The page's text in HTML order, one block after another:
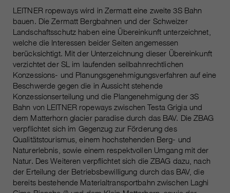
LEITNER ropeways wird in Zermatt eine zweite 3S Bahn
bauen. Die Zermatt Bergbahnen und der Schweizer
Landschaftsschutz haben eine Übereinkunft unterzeichnet,
welche die Interessen beider Seiten angemessen
berücksichtigt. Mit der Unterzeichnung dieser Übereinkunft
verzichtet der SL im laufenden seilbahnrechtlichen
Konzessions- und Planungsgenehmigungsverfahren auf eine
Beschwerde gegen die in Aussicht stehende
Konzessionserteilung und die Plangenehmigung der 3S
Bahn von LEITNER ropeways zwischen Testa Grigia und
dem Matterhorn glacier paradise durch das BAV. Die ZBAG
verpflichtet sich im Gegenzug zur Förderung des
Qualitätstourismus, einem hochstehenden Berg- und
Naturerlebnis, sowie einem respektvollen Umgang mit der
Natur. Des Weiteren verpflichtet sich die ZBAG dazu, nach
der Erteilung der Betriebsbewilligung durch das BAV, die
bereits bestehende Materialtransportbahn zwischen Laghi
Zweck
Wird verwendet, um vor Spam zu
schützen, welches durch Spam-
Bots verursacht wird.
Name cookie_optin
Anbieter sgalinski Cookie Opt In
Laufzeit 30 Tage
Zweck
Speichert die vom Benutzer
gewählten Cookie-Einstellungen.
Name
_ga, _gid, _gat, __utma, __utmb,
__utmc, __utmd, __utmz
Anbieter Google Analytics
Laufzeit
Mehrere - variieren zwischen 2
Jahren und 6 Monaten oder noch
kürzer.
Diese Cookies werden von Google
Analytics verwendet, um
verschiedene Arten von
Nutzungsinformationen zu
sammeln, einschließlich
persönlicher und nicht-
personenbezogener Informationen.
Cookie-Informationen